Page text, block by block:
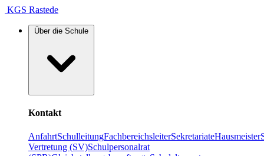
KGS Rastede
Über die Schule
Kontakt
AnfahrtSchulleitungFachbereichsleiterSekretariateHausmeister
Vertretung (SV)Schulpersonalrat